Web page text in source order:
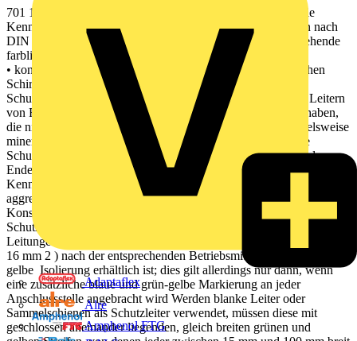
Adaptaflex
Alre
Amphenol FTG
701 19 Neben diesen grundsätzlichen Anforderungen an die
Kennzeichnung gibt es na-türlich auch Ausnahmen. So kann nach
DIN VDE 0100-510 Abschnitt 514.3.Z3 bis Z5 die durchgehende
farbliche Kennzeichnung Grün-Gelb entfallen bei:
• konzentrischen Leitern von Kabeln/Leitungen • metallischen
Schirmen oder Bewehrungen von Kabeln/Leitungen, die als
Schutzleiter oder PEN-Leiter verwendet werden • blanken Leitern
von Freileitungen • Kabeln/Leitungen, die eine Isolierung haben,
die nicht durch Farbe gekenn- zeichnet werden kann (beispielsweise
mineralisolierte Kabel/Leitungen); in diesem Fall müssen die
Schutzleiter mit zusätzlichen grün-gelben Markierun-gen an den
Enden versehen werden • blanken Leitern, bei denen eine
Kennzeichnung auf Dauer wegen Umweltein- flüssen wie
aggressive Atmosphäre nicht möglich ist • metallischen
Konstruktionsteilen oder fremden leitfähigen Teilen, die als
Schutzleiter verwendet werden • einadrigen Kabeln und
Leitungen, wenn für sie z. B. bei größeren Querschnitten (ab
16 mm 2 ) nach der entsprechenden Betriebsmittelnorm keine grün-
gelbe Isolierung erhältlich ist; dies gilt allerdings nur dann, wenn
eine zusätzliche blaue und grün-gelbe Markierung an jeder
Anschlussstelle angebracht wird Werden blanke Leiter oder
Sammelschienen als Schutzleiter verwendet, müssen diese mit
geschlossen aneinander liegenden, gleich breiten grünen und